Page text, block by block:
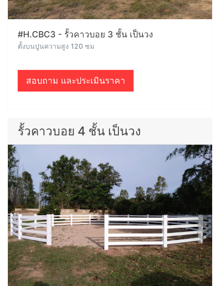
#H.CBC3 - รั้วคาวบอย 3 ชั้น เป็นวง
ตั้งบนปูนความสูง 120 ซม
สอบถาม และประเมินราคา
รั้วคาวบอย 4 ชั้น เป็นวง